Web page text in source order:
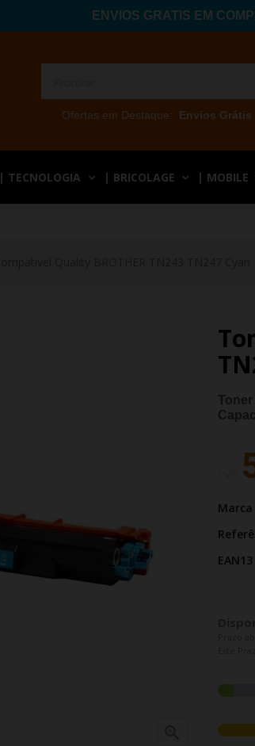
ENVIOS GRATIS EM
Ofertas em Destaque: Envios Grátis
| TECNOLOGIA | BRICOLAGE | MOBILE
Toner
Marca
EAN13